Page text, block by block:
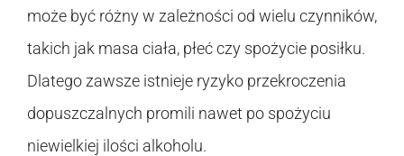
może być różny w zależności od wielu czynników,
takich jak masa ciała, płeć czy spożycie posiłku.
Dlatego zawsze istnieje ryzyko przekroczenia
dopuszczalnych promili nawet po spożyciu
niewielkiej ilości alkoholu.